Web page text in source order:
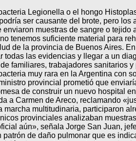
Legionella o el hongo
ser causante del brote, pero
muestras de sangre o
tenemos suficiente material para
de la provincia de Buenos Aires.
todas las evidencias y llegar a un
familiares, trabajadores
muy rara en la Argentina con
provincial prometió que
de construir un nuevo hospital
a Carmen de Areco, reclamando
multitudinaria, participaron
provinciales analizaban
aún», señala Jorge San Juan,
de daño pulmonar que es